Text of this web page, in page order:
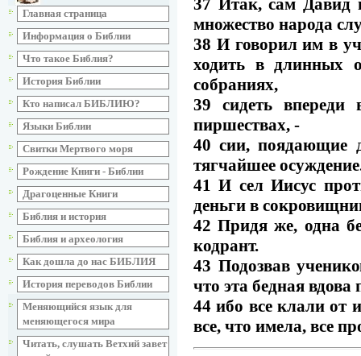
Главная страница
Информация о Библии
Что такое Библия?
История Библии
Кто написал БИБЛИЮ?
Языки Библии
Свитки Мертвого моря
Рождение Книги - Библии
Драгоценные Книги
Библия и история
Библия и археология
Как дошла до нас БИБЛИЯ
История переводов Библии
Меняющийся язык для
меняющегося мира
Читать, слушать Ветхий завет
37 Итак, сам Давид
множество народа
38 И говорил им в
ходить в длинных
собраниях,
39 сидеть впереди
пиршествах, -
40 сии, поядающие
тягчайшее
41 И сел Иисус
деньги в
42 Придя же, одна
кодрант.
43 Подозвав
что эта бедная
44 ибо все клали от
все, что имела, все